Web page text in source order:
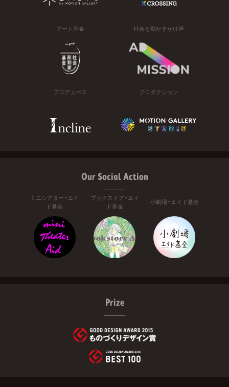
アート基金 社会を動かすかけ声
プロデュース プロダクション
Our Social Action
ミニシアター・エイ
ド基金
ブックストア・エイ
ド基金
小劇場・エイド基金
Prize